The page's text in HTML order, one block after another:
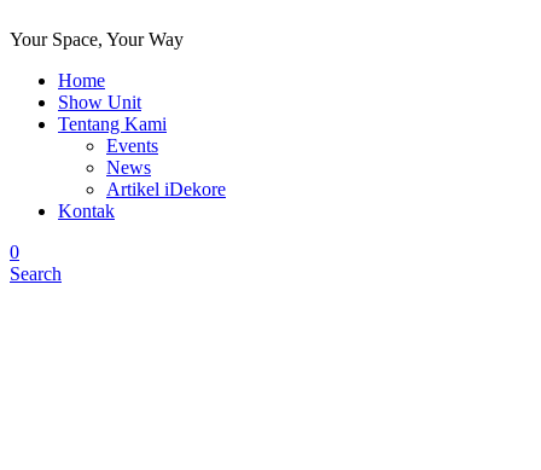
Your Space, Your Way
Home
Show Unit
Tentang Kami
Events
News
Artikel iDekore
Kontak
0
Search